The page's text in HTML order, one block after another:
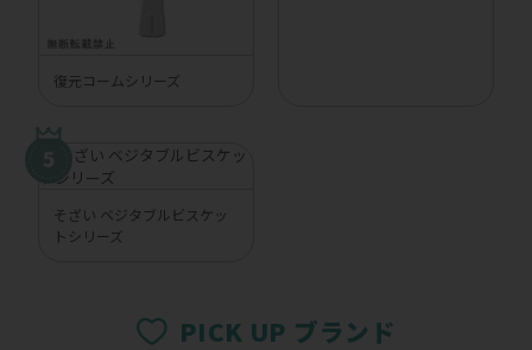
復元コームシリーズ
そざい ベジタブルビスケッ
トシリーズ
PICK UP ブランド